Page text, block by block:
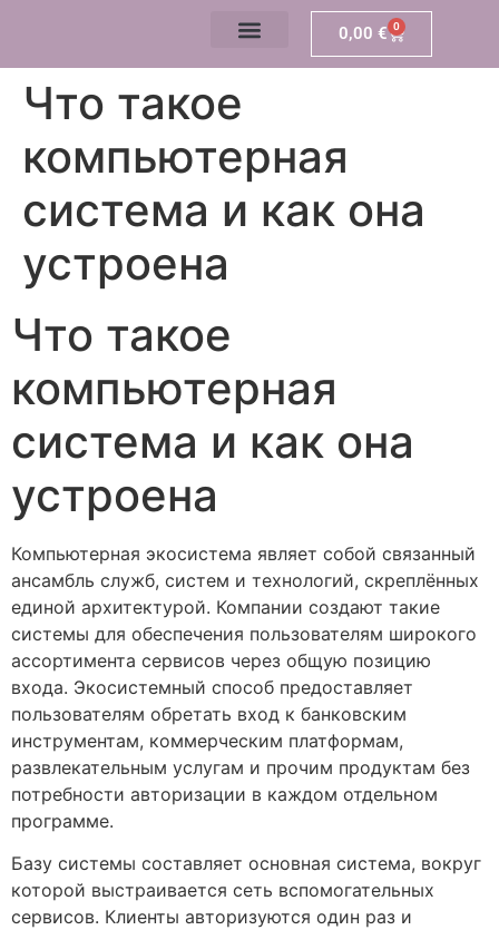
0,00 € 0
Что такое
компьютерная
система и как она
устроена
Что такое
компьютерная
система и как она
устроена
Компьютерная экосистема являет собой связанный
ансамбль служб, систем и технологий, скреплённых
единой архитектурой. Компании создают такие
системы для обеспечения пользователям широкого
ассортимента сервисов через общую позицию
входа. Экосистемный способ предоставляет
пользователям обретать вход к банковским
инструментам, коммерческим платформам,
развлекательным услугам и прочим продуктам без
потребности авторизации в каждом отдельном
программе.
Базу системы составляет основная система, вокруг
которой выстраивается сеть вспомогательных
сервисов. Клиенты авторизуются один раз и